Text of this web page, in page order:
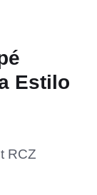
Estilo
RCZ